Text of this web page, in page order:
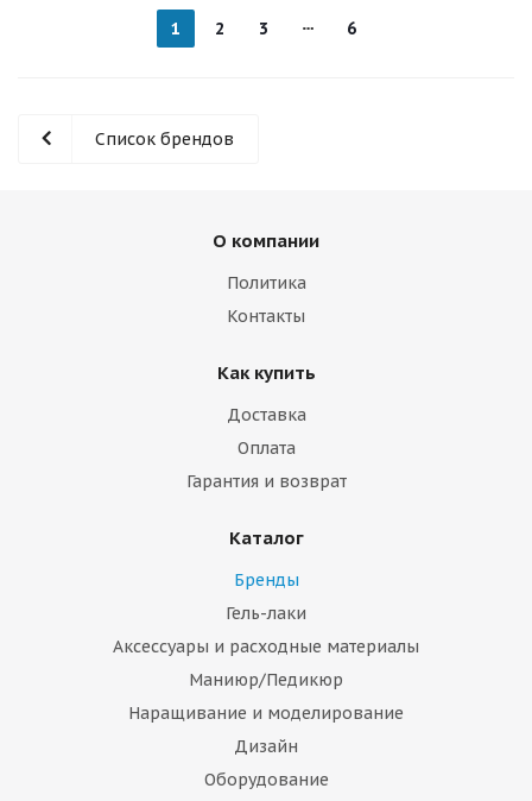
1 2 3 6
Список брендов
О компании
Политика
Контакты
Как купить
Доставка
Оплата
Гарантия и возврат
Каталог
Бренды
Гель-лаки
Аксессуары и расходные материалы
Маниюр/Педикюр
Наращивание и моделирование
Дизайн
Оборудование